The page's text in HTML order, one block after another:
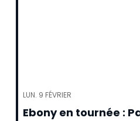
LUN. 9 FÉVRIER
Ebony en tournée :